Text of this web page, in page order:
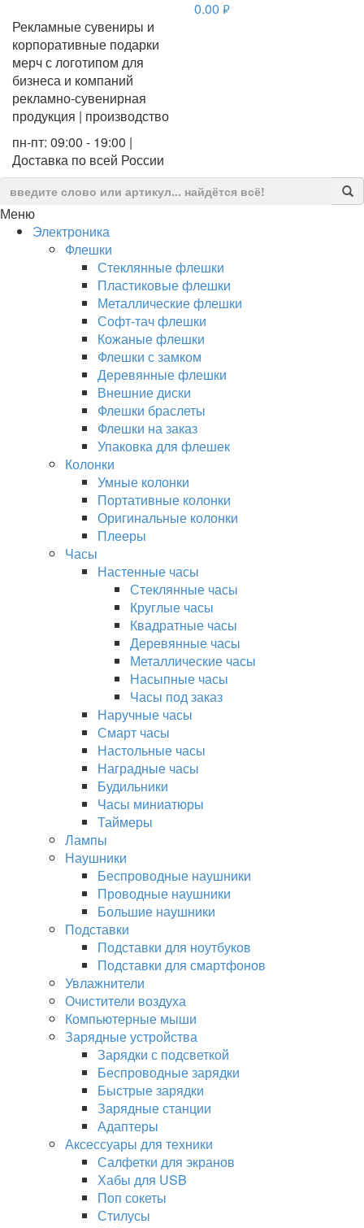
Рекламные сувениры и
корпоративные подарки
мерч с логотипом для
бизнеса и компаний
рекламно-сувенирная
продукция | производство
пн-пт: 09:00 - 19:00 |
Доставка по всей России
0.00 руб.
Меню
Электроника
Флешки
Стеклянные флешки
Пластиковые флешки
Металлические флешки
Софт-тач флешки
Кожаные флешки
Флешки с замком
Деревянные флешки
Внешние диски
Флешки браслеты
Флешки на заказ
Упаковка для флешек
Колонки
Умные колонки
Портативные колонки
Оригинальные колонки
Плееры
Часы
Настенные часы
Стеклянные часы
Круглые часы
Квадратные часы
Деревянные часы
Металлические часы
Насыпные часы
Часы под заказ
Наручные часы
Смарт часы
Настольные часы
Наградные часы
Будильники
Часы миниатюры
Таймеры
Лампы
Наушники
Беспроводные наушники
Проводные наушники
Большие наушники
Подставки
Подставки для ноутбуков
Подставки для смартфонов
Увлажнители
Очистители воздуха
Компьютерные мыши
Зарядные устройства
Зарядки с подсветкой
Беспроводные зарядки
Быстрые зарядки
Зарядные станции
Адаптеры
Аксессуары для техники
Салфетки для экранов
Хабы для USB
Поп сокеты
Стилусы